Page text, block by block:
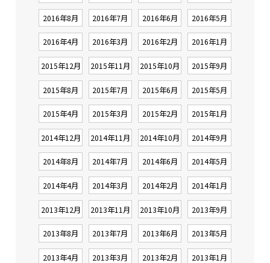
2016年8月 2016年7月 2016年6月 2016年5月
2016年4月 2016年3月 2016年2月 2016年1月
2015年12月 2015年11月 2015年10月 2015年9月
2015年8月 2015年7月 2015年6月 2015年5月
2015年4月 2015年3月 2015年2月 2015年1月
2014年12月 2014年11月 2014年10月 2014年9月
2014年8月 2014年7月 2014年6月 2014年5月
2014年4月 2014年3月 2014年2月 2014年1月
2013年12月 2013年11月 2013年10月 2013年9月
2013年8月 2013年7月 2013年6月 2013年5月
2013年4月 2013年3月 2013年2月 2013年1月